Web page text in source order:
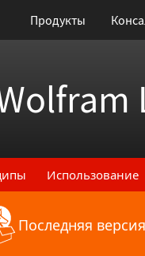
Продукты
Использование
Последняя